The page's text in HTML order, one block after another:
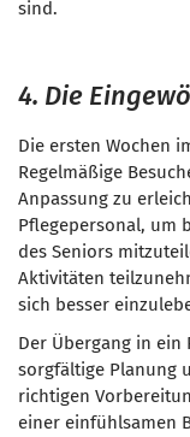
sind.
4. Die
Die ersten Wochen
Regelmäßige
Anpassung zu
Pflegepersonal, um
des Seniors
Aktivitäten
sich besser
Der Übergang in
sorgfältige Planung
richtigen
einer einfühlsamen